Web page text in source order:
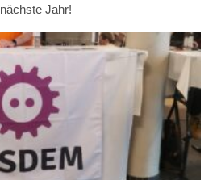
Jahr!